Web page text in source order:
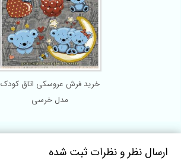
خرید فرش عروسکی اتاق کودک
مدل خرسی
ارسال نظر و نظرات ثبت شده